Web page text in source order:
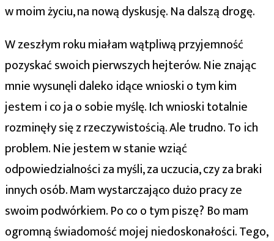
w moim życiu, na nową dyskusję. Na dalszą drogę.
W zeszłym roku miałam wątpliwą przyjemność
pozyskać swoich pierwszych hejterów. Nie znając
mnie wysunęli daleko idące wnioski o tym kim
jestem i co ja o sobie myślę. Ich wnioski totalnie
rozminęły się z rzeczywistością. Ale trudno. To ich
problem. Nie jestem w stanie wziąć
odpowiedzialności za myśli, za uczucia, czy za braki
innych osób. Mam wystarczająco dużo pracy ze
swoim podwórkiem. Po co o tym piszę? Bo mam
ogromną świadomość mojej niedoskonałości. Tego,